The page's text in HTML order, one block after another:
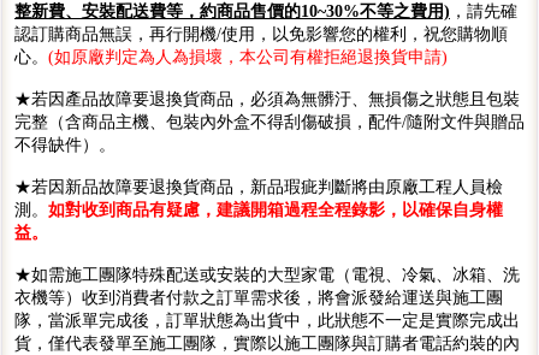
整新費、安裝配送費等，約商品售價的10~30%不等之費用) ，請先確
認訂購商品無誤，再行開機/使用，以免影響您的權利，祝您購物順
心。 (如原廠判定為人為損壞，本公司有權拒絕退換貨申請)
★若因產品故障要退換貨商品，必須為無髒汙、無損傷之狀態且包裝
完整（含商品主機、包裝內外盒不得刮傷破損，配件/隨附文件與贈品
不得缺件）。
★若因新品故障要退換貨商品，新品瑕疵判斷將由原廠工程人員檢
測。 如對收到商品有疑慮，建議開箱過程全程錄影，以確保自身權
益。
★如需施工團隊特殊配送或安裝的大型家電（電視、冷氣、冰箱、洗
衣機等）收到消費者付款之訂單需求後，將會派發給運送與施工團
隊，當派單完成後，訂單狀態為出貨中，此狀態不一定是實際完成出
貨，僅代表發單至施工團隊，實際以施工團隊與訂購者電話約裝的內